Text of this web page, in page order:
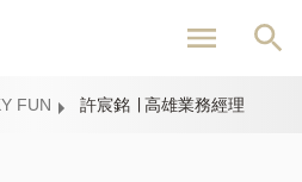
內
FUN 許宸銘 ∣ 高雄業務經理